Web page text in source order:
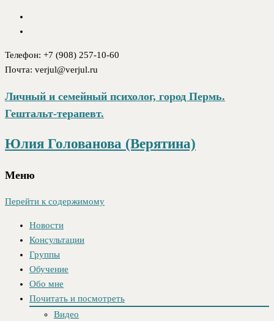
Телефон: +7 (908) 257-10-60
Почта: verjul@verjul.ru
Личный и семейный психолог, город Пермь.
Гештальт-терапевт.
Юлия Голованова (Верятина)
Меню
Перейти к содержимому
Новости
Консультации
Группы
Обучение
Обо мне
Почитать и посмотреть
Видео